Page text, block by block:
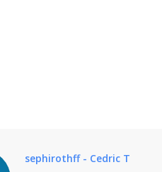
sephirothff - Cedric T